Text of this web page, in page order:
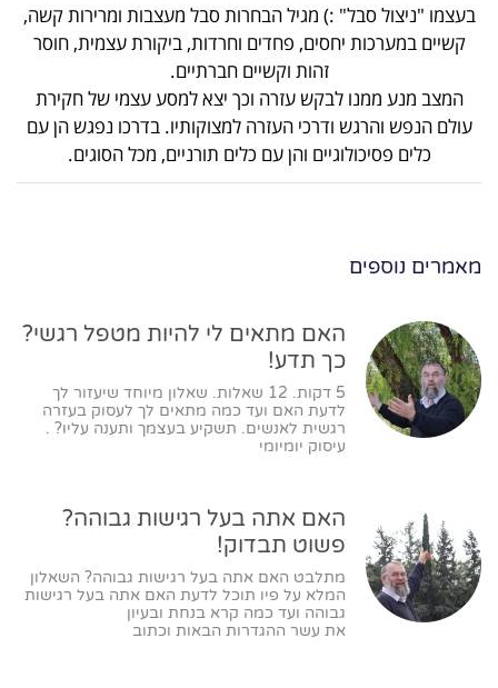
בעצמו "ניצול סבל" :) מגיל הבחרות סבל מעצבות ומרירות קשה,
קשיים במערכות יחסים, פחדים וחרדות, ביקורת עצמית, חוסר
זהות וקשיים חברתיים.
המצב מנע ממנו לבקש עזרה וכך יצא למסע עצמי של חקירת
עולם הנפש והרגש ודרכי העזרה למצוקותיו. בדרכו נפגש הן עם
כלים פסיכולוגיים והן עם כלים תורניים, מכל הסוגים.
מאמרים נוספים
האם מתאים לי להיות מטפל רגשי?
כך תדע!
5 דקות. 12 שאלות. שאלון מיוחד שיעזור לך
לדעת האם ועד כמה מתאים לך לעסוק בעזרה
רגשית לאנשים. תשקיע בעצמך ותענה עליו? .
עיסוק יומיומי
האם אתה בעל רגישות גבוהה?
פשוט תבדוק!
מתלבט האם אתה בעל רגישות גבוהה? השאלון
המלא על פיו תוכל לדעת האם אתה בעל רגישות
גבוהה ועד כמה קרא בנחת ובעיון
את עשר ההגדרות הבאות וכתוב